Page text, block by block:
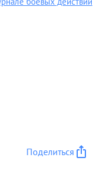
Поделиться